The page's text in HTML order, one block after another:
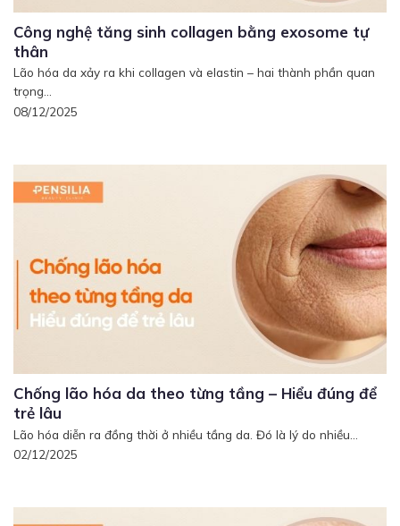
Công nghệ tăng sinh collagen bằng exosome tự
thân
Lão hóa da xảy ra khi collagen và elastin – hai thành phần quan
trọng...
08/12/2025
Chống lão hóa da theo từng tầng – Hiểu đúng để
trẻ lâu
Lão hóa diễn ra đồng thời ở nhiều tầng da. Đó là lý do nhiều...
02/12/2025